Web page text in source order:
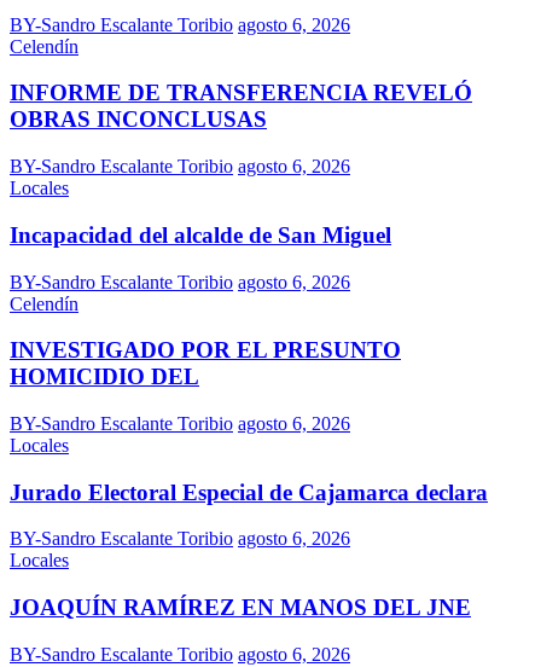
BY-Sandro Escalante Toribio agosto 6, 2026
Celendín
INFORME DE TRANSFERENCIA REVELÓ
OBRAS INCONCLUSAS
BY-Sandro Escalante Toribio agosto 6, 2026
Locales
Incapacidad del alcalde de San Miguel
BY-Sandro Escalante Toribio agosto 6, 2026
Celendín
INVESTIGADO POR EL PRESUNTO
HOMICIDIO DEL
BY-Sandro Escalante Toribio agosto 6, 2026
Locales
Jurado Electoral Especial de Cajamarca declara
BY-Sandro Escalante Toribio agosto 6, 2026
Locales
JOAQUÍN RAMÍREZ EN MANOS DEL JNE
BY-Sandro Escalante Toribio agosto 6, 2026